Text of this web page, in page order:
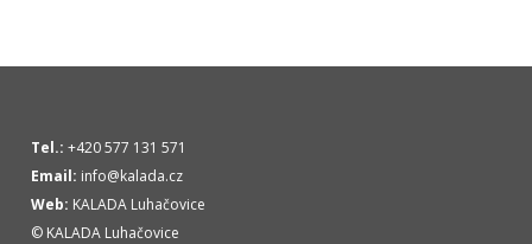
Tel.: +420 577 131 571
Email: info@kalada.cz
Web: KALADA Luhačovice
© KALADA Luhačovice